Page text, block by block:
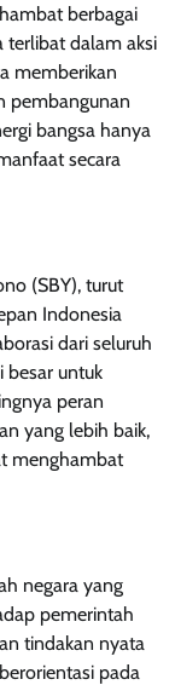
berbagai
terlibat dalam aksi
memberikan
pembangunan
bangsa hanya
secara
(SBY), turut
Indonesia
dari seluruh
besar untuk
peran
yang lebih baik,
menghambat
negara yang
pemerintah
tindakan nyata
pada